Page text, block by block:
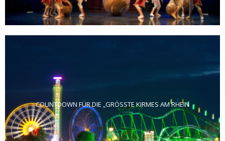
COUNTDOWN FÜR DIE „GRÖSSTE KIRMES AM RHEIN